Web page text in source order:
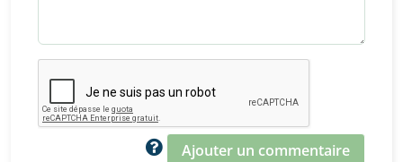
Ajouter un commentaire